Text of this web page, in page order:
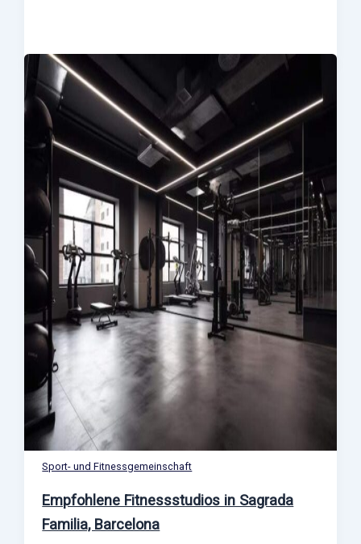
Sport- und Fitnessgemeinschaft
Empfohlene Fitnessstudios in Sagrada
Familia, Barcelona